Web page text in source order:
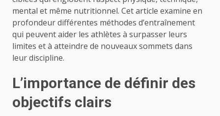
mental et même nutritionnel. Cet article examine en
profondeur différentes méthodes d’entraînement
qui peuvent aider les athlètes à surpasser leurs
limites et à atteindre de nouveaux sommets dans
leur discipline.
L’importance de définir des
objectifs clairs